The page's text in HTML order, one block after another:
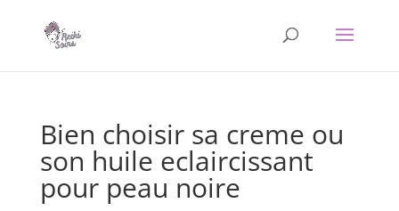
Bien choisir sa creme ou
son huile eclaircissant
pour peau noire